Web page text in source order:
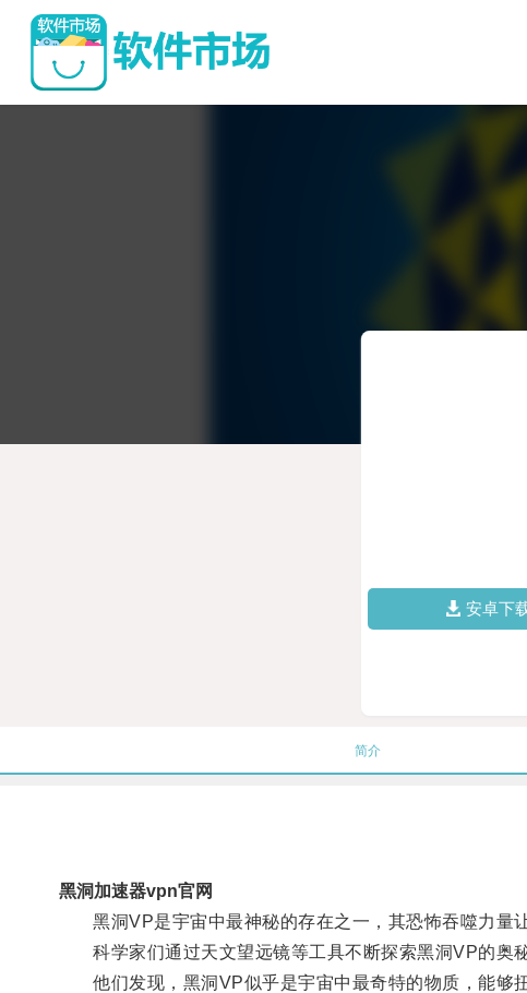
安卓下
简介
黑洞加速器vpn官网
黑洞VP是宇宙中最神秘的存在之一，其恐怖吞噬力量让
科学家们通过天文望远镜等工具不断探索黑洞VP的奥秘
他们发现，黑洞VP似乎是宇宙中最奇特的物质，能够